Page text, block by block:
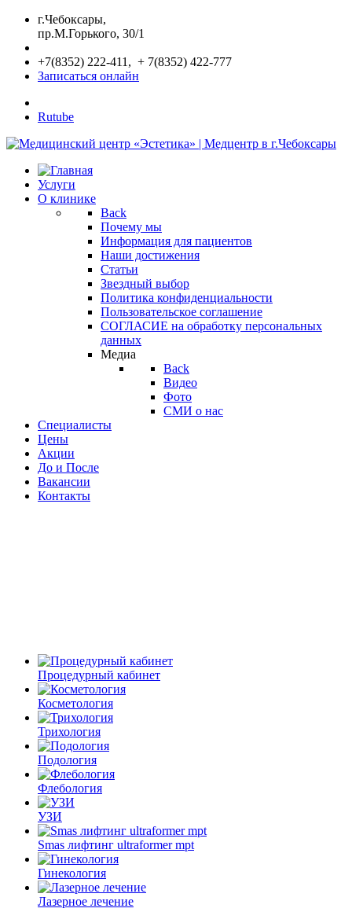
г.Чебоксары,
пр.М.Горького, 30/1
+7(8352) 222-411, + 7(8352) 422-777
Записаться онлайн
Rutube
Услуги
О клинике
Back
Почему мы
Информация для пациентов
Наши достижения
Статьи
Звездный выбор
Политика конфиденциальности
Пользовательское соглашение
СОГЛАСИЕ на обработку персональных
данных
Медиа
Back
Видео
Фото
СМИ о нас
Специалисты
Цены
Акции
До и После
Вакансии
Контакты
Процедурный кабинет
Косметология
Трихология
Подология
Флебология
УЗИ
Smas лифтинг ultraformer mpt
Гинекология
Лазерное лечение